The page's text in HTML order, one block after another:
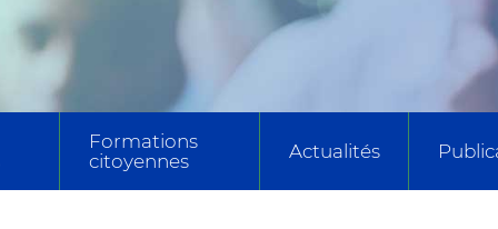
Formations
citoyennes
Actualités